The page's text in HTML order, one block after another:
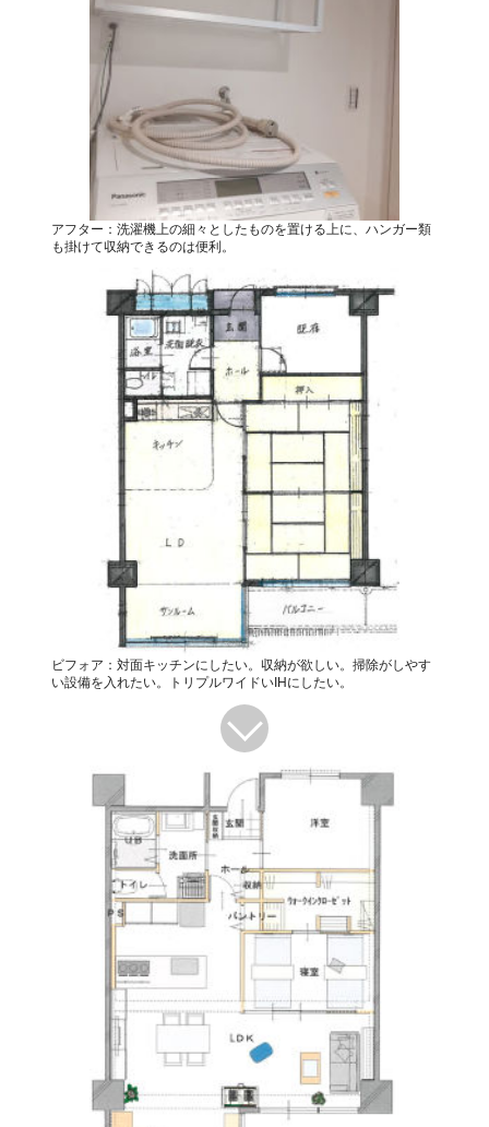
アフター：洗濯機上の細々としたものを置ける上に、ハンガー類
も掛けて収納できるのは便利。
ビフォア：対面キッチンにしたい。収納が欲しい。掃除がしやす
い設備を入れたい。トリプルワイドいIHにしたい。